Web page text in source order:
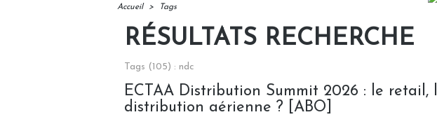
Accueil > Tags
RÉSULTATS RECHERCHE
Tags (105) : ndc
ECTAA Distribution Summit 2026 : le
distribution aérienne ? [ABO]